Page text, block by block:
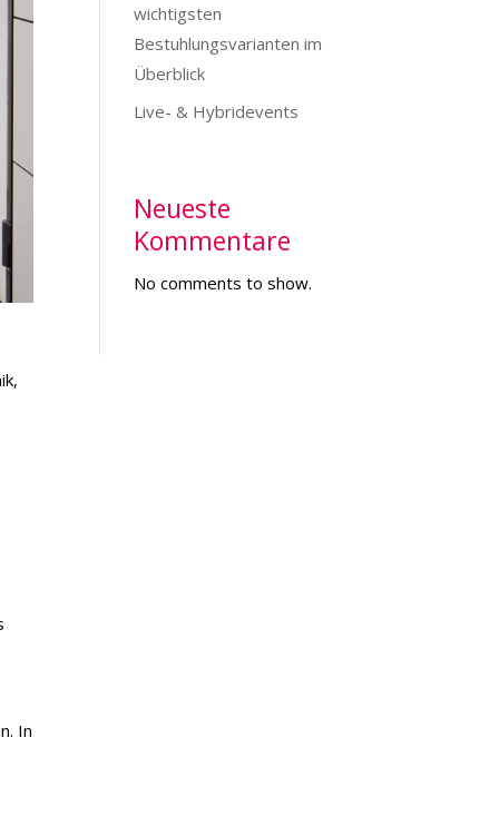
In
wichtigsten
Bestuhlungsvarianten im
Überblick
Live- & Hybridevents
Neueste
Kommentare
No comments to show.